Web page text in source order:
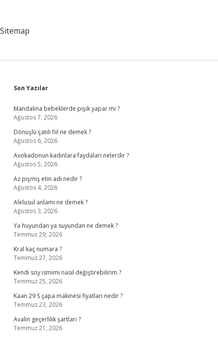
Sitemap
Sidebar
Son Yazılar
Mandalina bebeklerde pişik yapar mı ?
Ağustos 7, 2026
Dönüşlü çatılı fiil ne demek ?
Ağustos 6, 2026
Avokadonun kadınlara faydaları nelerdir ?
Ağustos 5, 2026
Az pişmiş etin adı nedir ?
Ağustos 4, 2026
Alelusul anlamı ne demek ?
Ağustos 3, 2026
Ya huyundan ya suyundan ne demek ?
Temmuz 29, 2026
Kral kaç numara ?
Temmuz 27, 2026
Kendi soy ismimi nasıl değiştirebilirim ?
Temmuz 25, 2026
Kaan 29 S çapa makinesi fiyatları nedir ?
Temmuz 23, 2026
Avalin geçerlilik şartları ?
Temmuz 21, 2026